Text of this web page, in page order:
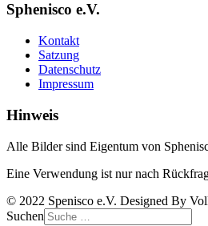
Sphenisco e.V.
Kontakt
Satzung
Datenschutz
Impressum
Hinweis
Alle Bilder sind Eigentum von
Eine Verwendung ist nur nach
© 2022 Spenisco e.V. Designed By
Suchen